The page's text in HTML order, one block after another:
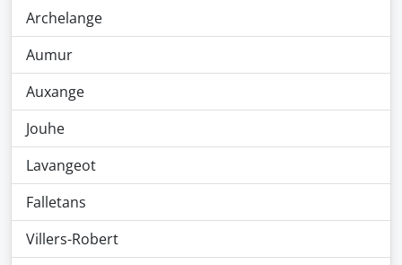
Archelange
Aumur
Auxange
Jouhe
Lavangeot
Falletans
Villers-Robert